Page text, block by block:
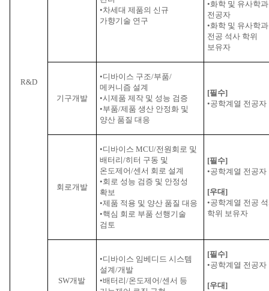
R&D
•차세대 제품의 신규
가향기술 연구
•화학 및 유사학과
전공자
•화학 및 유사학과
전공 석사 학위
보유자
기구개발
•디바이스 구조/부품/
메커니즘 설계
•시제품 제작 및 성능 검증
•부품/제품 생산 안정화 및
양산 품질 대응
[필수]
•공학계열 전공자
회로개발
•디바이스 MCU/전원회로 및
배터리/히터 구동 및
온도제어/센서 회로 설계
•회로 성능 검증 및 안정성
확보
•제품 적용 및 양산 품질 대응
•핵심 회로 부품 선행기술
검토
[필수]
•공학계열 전공자
[우대]
•공학계열 전공
학위 보유자
SW개발
•디바이스 임베디드 시스템
설계/개발
•배터리/온도제어/센서 등
[필수]
•공학계열 전공자
[우대]